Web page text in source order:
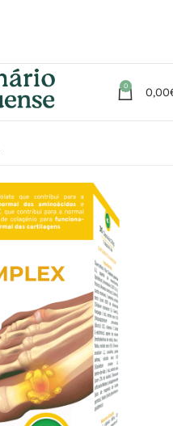
0 0,00